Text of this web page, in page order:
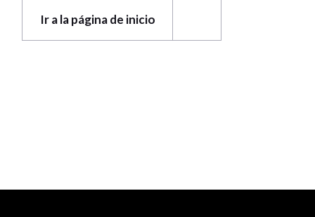
Ir a la página de inicio